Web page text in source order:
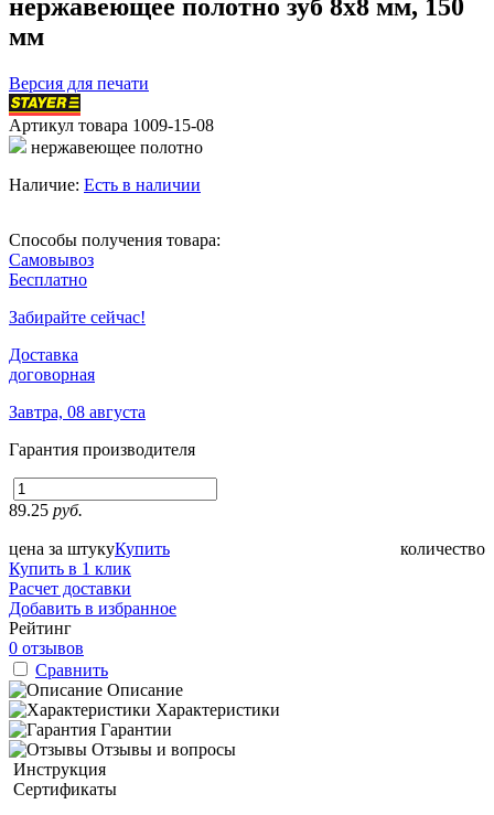
нержавеющее полотно зуб 8х8 мм, 150
мм
Версия для печати
Артикул товара 1009-15-08
нержавеющее полотно
Наличие: Есть в наличии
Способы получения товара:
Самовывоз
Бесплатно
Забирайте сейчас!
Доставка
договорная
Завтра, 08 августа
Гарантия производителя
89.25 руб.
цена за штуку количество
Купить
Купить в 1 клик
Расчет доставки
Добавить в избранное
Рейтинг
0 отзывов
Сравнить
Описание
Характеристики
Гарантии
Отзывы и вопросы
Инструкция
Сертификаты